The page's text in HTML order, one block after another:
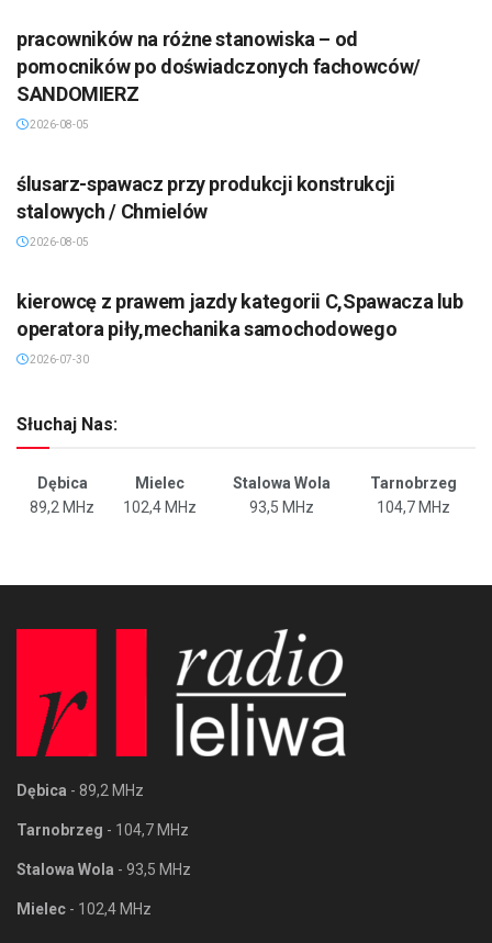
pracowników na różne stanowiska – od
pomocników po doświadczonych fachowców/
SANDOMIERZ
2026-08-05
ślusarz-spawacz przy produkcji konstrukcji
stalowych / Chmielów
2026-08-05
kierowcę z prawem jazdy kategorii C,Spawacza lub
operatora piły,mechanika samochodowego
2026-07-30
Słuchaj Nas:
Dębica Mielec Stalowa Wola
Tarnobrzeg
89,2 MHz
102,4 MHz 93,5 MHz 104,7 MHz
Dębica - 89,2 MHz
Tarnobrzeg - 104,7 MHz
Stalowa Wola - 93,5 MHz
Mielec - 102,4 MHz